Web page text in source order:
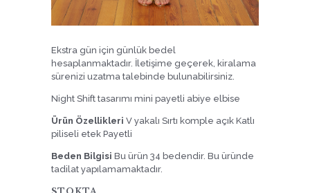
Ekstra gün için günlük bedel
hesaplanmaktadır. İletişime geçerek, kiralama
sürenizi uzatma talebinde bulunabilirsiniz.
Night Shift tasarımı mini payetli abiye elbise
Ürün Özellikleri V yakalı Sırtı komple açık Katlı
piliseli etek Payetli
Beden Bilgisi Bu ürün 34 bedendir. Bu üründe
tadilat yapılamamaktadır.